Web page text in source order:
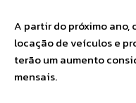
A partir do próximo ano,
locação de veículos e
terão um aumento
mensais.